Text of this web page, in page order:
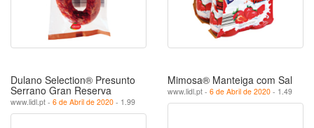
Dulano Selection® Presunto
Serrano Gran Reserva
www.lidl.pt - 6 de Abril de 2020 - 1.99
Mimosa® Manteiga com Sal
www.lidl.pt - 6 de Abril de 2020 - 1.49